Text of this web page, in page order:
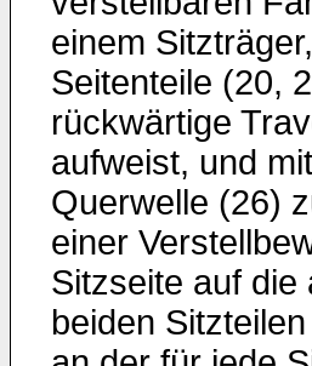
einem
Seitenteile (20,
rückwärtige
aufweist, und
Querwelle (26)
einer
Sitzseite auf die
beiden